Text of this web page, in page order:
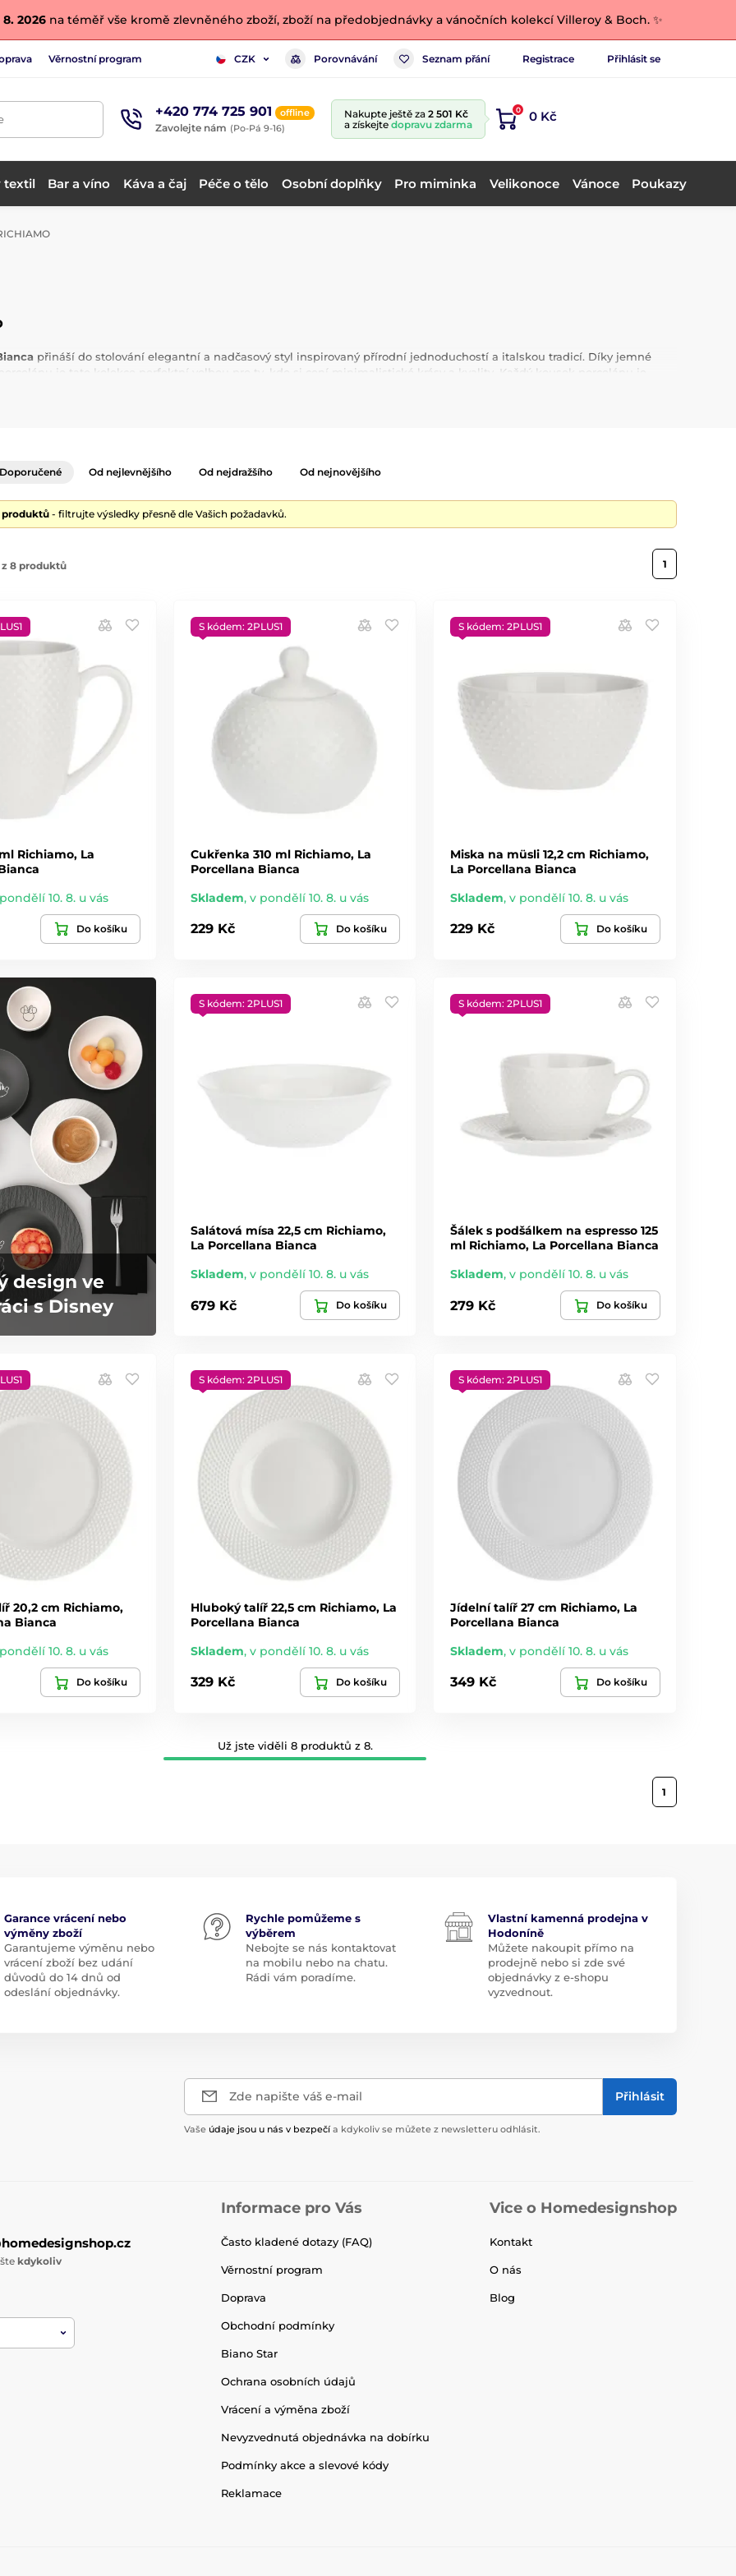
8. 2026na téměř vše kromě zlevněného zboží, zboží na předobjednávky a vánočních kolekcí Villeroy & Boch. ✨
Věrnostní program CZK Porovnávání Seznam přání Registrace Přihlásit se
+420 774 725 901 offline
Zavolejte nám (Po-Pá 9-16)
Nakupte ještě za 2 501 Kč
a získejte dopravu zdarma
0 0 Kč
textil Bar a víno Káva a čaj Péče o tělo Osobní doplňky Pro miminka Velikonoce Vánoce Poukazy
přináší do stolování elegantní a nadčasový styl inspirovaný přírodní jednoduchostí a italskou tradicí. Díky jemné
je tato kolekce perfektní volbou pro ty, kdo si cení minimalistické krásy a kvality. Každý kousek porcelánu je
použití.
Doporučené Od nejlevnějšího Od nejdražšího Od nejnovějšího
produktů - filtrujte výsledky přesně dle Vašich požadavků.
8 produktů 1
Richiamo, La
10. 8. u vás
Do košíku
S kódem: 2PLUS1
Cukřenka 310 ml Richiamo, La
Porcellana Bianca
Skladem, v pondělí 10. 8. u vás
229 Kč Do košíku
S kódem: 2PLUS1
Miska na müsli 12,2 cm Richiamo,
La Porcellana Bianca
Skladem,v pondělí 10. 8. u vás
229 Kč Do košíku
design ve
s Disney
S kódem: 2PLUS1
Salátová mísa 22,5 cm Richiamo,
La Porcellana Bianca
Skladem, v pondělí 10. 8. u vás
679 Kč Do košíku
S kódem: 2PLUS1
Šálek s podšálkem na espresso 125
ml Richiamo, La Porcellana Bianca
Skladem,v pondělí 10. 8. u vás
279 Kč Do košíku
20,2 cm Richiamo,
Bianca
10. 8. u vás
Do košíku
S kódem: 2PLUS1
Hluboký talíř 22,5 cm Richiamo, La
Porcellana Bianca
Skladem, v pondělí 10. 8. u vás
329 Kč Do košíku
S kódem: 2PLUS1
Jídelní talíř 27 cm Richiamo, La
Porcellana Bianca
Skladem,v pondělí 10. 8. u vás
349 Kč Do košíku
Už jste viděli 8 produktů z 8.
1
Garance vrácení nebo
výměny zboží
Garantujeme výměnu nebo
vrácení zboží bez udání
důvodů do 14 dnů od
odeslání objednávky.
Rychle pomůžeme s
výběrem
Nebojte se nás kontaktovat
na mobilu nebo na chatu.
Rádi vám poradíme.
Vlastní kamenná prodejna v
Hodoníně
Můžete nakoupit přímo na
prodejně nebo si zde své
objednávky z e-shopu
vyzvednout.
Zde napište váš e-mail Přihlásit
Vaše údaje jsou u nás v bezpečí a kdykoliv se můžete z newsletteru odhlásit.
kdykoliv
Informace pro Vás
Často kladené dotazy (FAQ)
Věrnostní program
Doprava
Obchodní podmínky
Biano Star
Ochrana osobních údajů
Vrácení a výměna zboží
Nevyzvednutá objednávka na dobírku
Podmínky akce a slevové kódy
Reklamace
Vice o Homedesignshop
Kontakt
O nás
Blog